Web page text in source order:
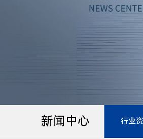
新闻中心 行业